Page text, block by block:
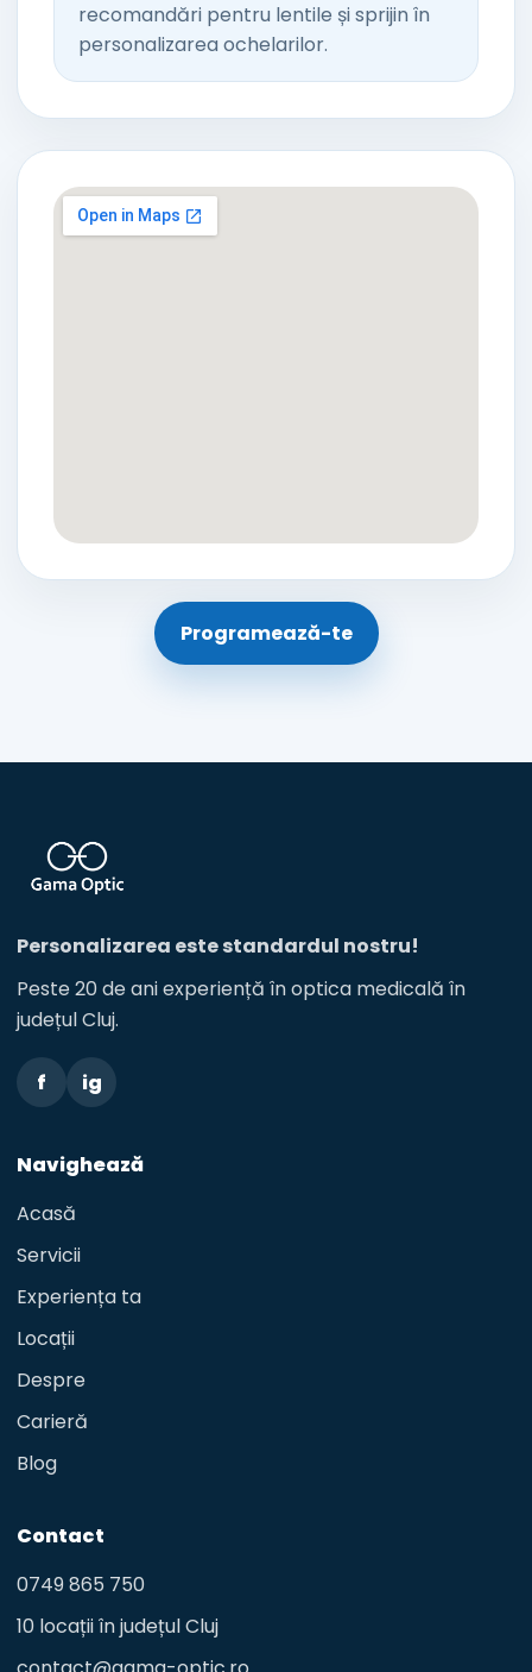
recomandări pentru lentile și sprijin în
personalizarea ochelarilor.
Programează-te
Personalizarea este standardul nostru!
Peste 20 de ani experiență în optica medicală în
județul Cluj.
f ig
Navighează
Acasă
Servicii
Experiența ta
Locații
Despre
Carieră
Blog
Contact
0749 865 750
10 locații în județul Cluj